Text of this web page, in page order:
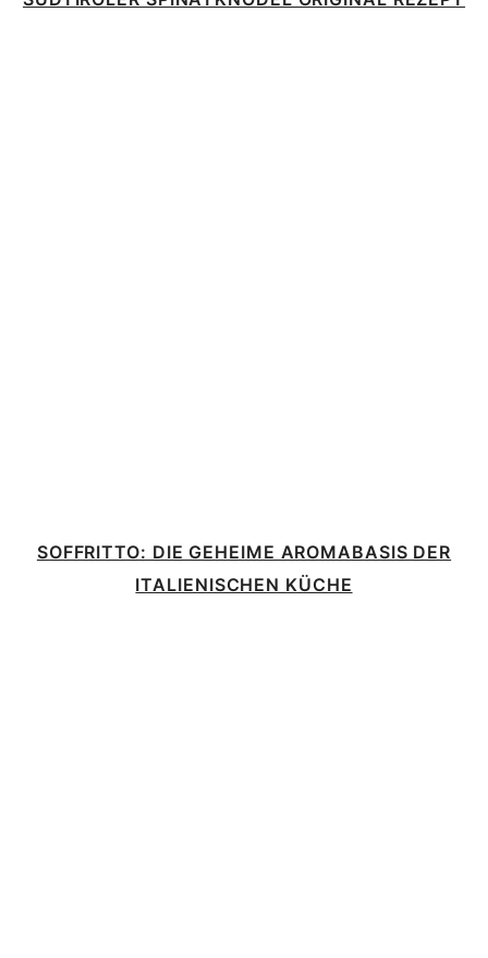
SOFFRITTO: DIE GEHEIME AROMABASIS DER
ITALIENISCHEN KÜCHE